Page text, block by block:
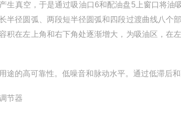
生真空，于是通过吸油口6和配油盘5上窗口将油
半径圆弧、两段短半径圆弧和四段过渡曲线八个
积在左上角和右下角处逐渐增大，为吸油区，在
途的高可靠性。低噪音和脉动水平。通过低滞后
节器